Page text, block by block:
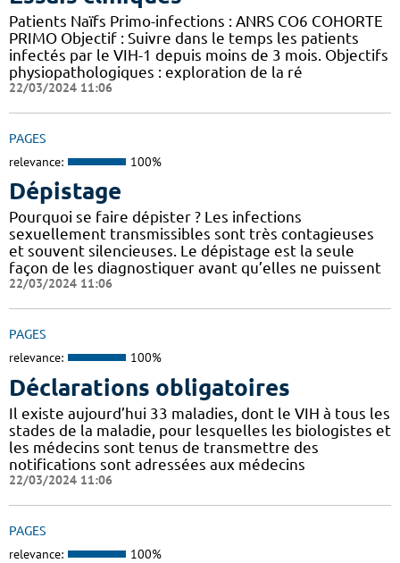
Patients Naïfs Primo-infections : ANRS CO6 COHORTE
PRIMO Objectif : Suivre dans le temps les patients
infectés par le VIH-1 depuis moins de 3 mois. Objectifs
physiopathologiques : exploration de la ré
22/03/2024 11:06
PAGES
relevance: 100%
Dépistage
Pourquoi se faire dépister ? Les infections
sexuellement transmissibles sont très contagieuses
et souvent silencieuses. Le dépistage est la seule
façon de les diagnostiquer avant qu’elles ne puissent
22/03/2024 11:06
PAGES
relevance: 100%
Déclarations obligatoires
Il existe aujourd’hui 33 maladies, dont le VIH à tous les
stades de la maladie, pour lesquelles les biologistes et
les médecins sont tenus de transmettre des
notifications sont adressées aux médecins
22/03/2024 11:06
PAGES
relevance: 100%